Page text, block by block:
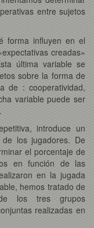
entre sujetos
forma influyen en el
creadas»
última variable se
sobre la forma de
de : cooperatividad,
variable puede ser
introduce un
los jugadores. De
el porcentaje de
en función de las
en la jugada
hemos tratado de
los tres grupos
realizadas en